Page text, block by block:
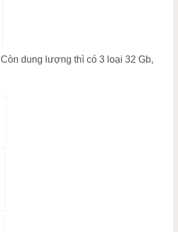
dung lượng thì có 3 loại 32 Gb,